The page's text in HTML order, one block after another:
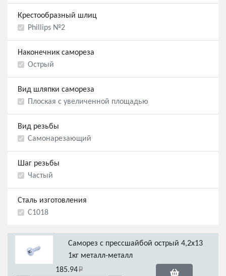
Крестообразный шлиц
Phillips №2
Наконечник самореза
Острый
Вид шляпки самореза
Плоская с увеличенной площадью
Вид резьбы
Самонарезающий
Шаг резьбы
Частый
Сталь изготовления
С1018
Саморез с прессшайбой острый 4,2х13
1кг металл-металл
185.94